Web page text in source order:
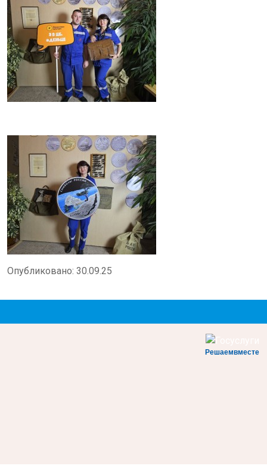
Опубликовано: 30.09.25
Решаемвместе